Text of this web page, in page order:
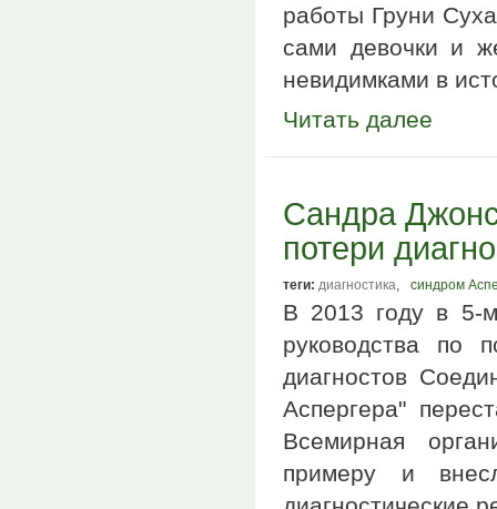
работы Груни
сами девочки и
невидимками в
Читать далее
Сандра
потери
теги: диагностика, синдром
В 2013 году в 5-м
руководства по
диагностов
Аспергера"
Всемирная
примеру и